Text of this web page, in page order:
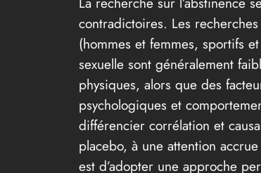
contradictoires. Les
(hommes et femmes, sportifs
sexuelle sont généralement
physiques, alors que des
psychologiques et
différencier corrélation et
placebo, à une attention
est d’adopter une approche